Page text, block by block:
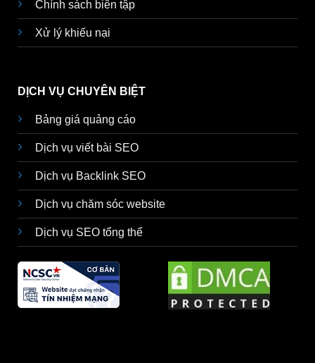
Chính sách biên tập
Xử lý khiếu nại
DỊCH VỤ CHUYÊN BIỆT
Bảng giá quảng cáo
Dịch vụ viết bài SEO
Dịch vụ Backlink SEO
Dịch vụ chăm sóc website
Dịch vụ SEO tổng thể